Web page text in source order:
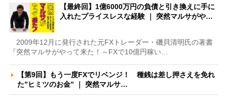
【最終回】1億6000万円の負債と引き換えに手に
入れたプライスレスな経験 ｜ 突然マルサがや…
2009年12月に発行された元FXトレーダー・磯貝清明氏の著書
『突然マルサがやって来た！～FXで10億円稼い…
【第9回】もう一度FXでリベンジ！ 種銭は差し押さえを免れ
た”ヒミツのお金” ｜ 突然マルサ…